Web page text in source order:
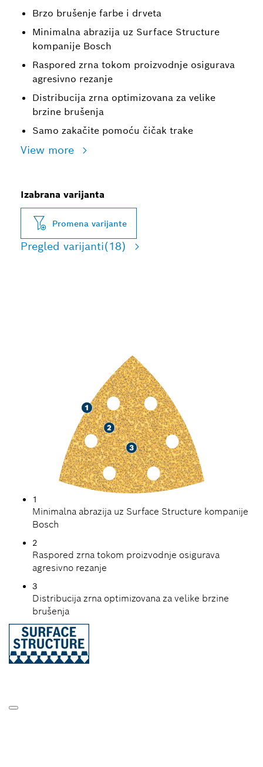
Brzo brušenje farbe i drveta
Minimalna abrazija uz Surface Structure
kompanije Bosch
Raspored zrna tokom proizvodnje osigurava
agresivno rezanje
Distribucija zrna optimizovana za velike
brzine brušenja
Samo zakačite pomoću čičak trake
View more
Izabrana varijanta
Promena varijante
Pregled varijanti(18)
1
Minimalna abrazija uz Surface Structure kompanije
Bosch
2
Raspored zrna tokom proizvodnje osigurava
agresivno rezanje
3
Distribucija zrna optimizovana za velike brzine
brušenja